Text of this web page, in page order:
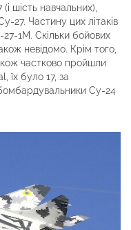
шість навчальних),
27. Частину цих літаків
1М. Скільки бойових
невідомо. Крім того,
частково пройшли
їх було 17, за
Су-24